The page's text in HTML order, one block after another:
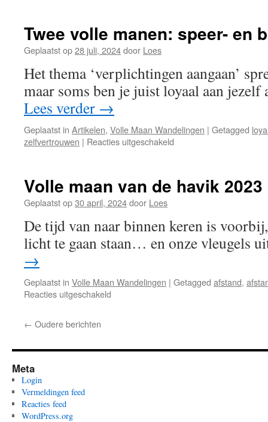
van
de
van
de
Barden
Twee volle manen: speer- en
Geplaatst op28 juli, 2024door Loes
Het thema ‘verplichtingen aangaan’
maar soms ben je juist loyaal aan jezelf
Lees verder →
Geplaatst in Artikelen, Volle Maan Wandelingen | Getagged
zelfvertrouwen | Reacties uitgeschakeld
speer-
maan
Volle maan van de havik 2023
Geplaatst op30 april, 2024door Loes
De tijd van naar binnen keren is
licht te gaan staan… en onze vleugels
→
Geplaatst in Volle Maan Wandelingen | Getagged afstand,
Reacties uitgeschakeld
havik
← Oudere berichten
Meta
Login
Vermeldingen feed
Reacties feed
WordPress.org